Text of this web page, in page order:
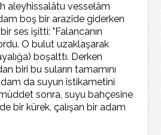
aleyhissalâtu vesselâm
boş bir arazide giderken
ses işitti: "Falancanın
O bulut uzaklaşarak
boşalttı. Derken
biri bu suların tamamını
da suyun istikametini
sonra, suyu bahçesine
bir kürek, çalışan bir adam